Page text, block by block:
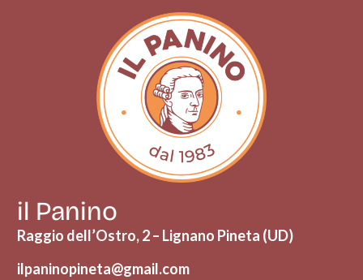
il Panino
Raggio dell’Ostro, 2 – Lignano Pineta (UD)
ilpaninopineta@gmail.com